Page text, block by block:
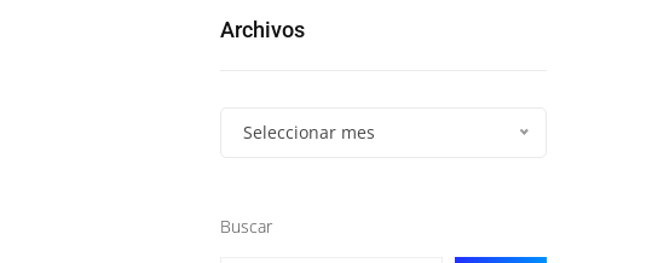
Archivos
Seleccionar mes
Buscar